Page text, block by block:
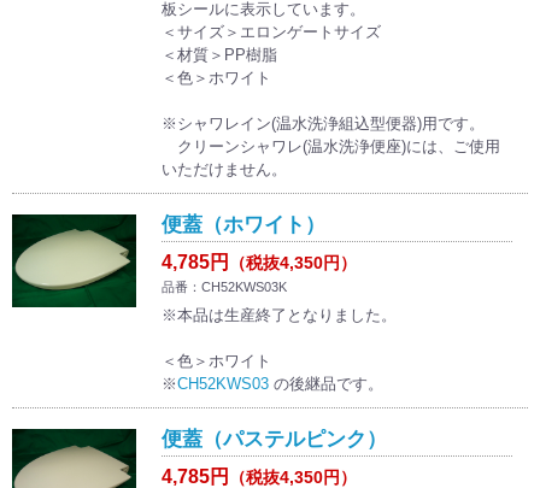
板シールに表示しています。
＜サイズ＞エロンゲートサイズ
＜材質＞PP樹脂
＜色＞ホワイト
※シャワレイン(温水洗浄組込型便器)用です。
クリーンシャワレ(温水洗浄便座)には、ご使用
いただけません。
便蓋（ホワイト）
4,785円 （税抜4,350円）
品番：CH52KWS03K
※本品は生産終了となりました。
＜色＞ホワイト
※CH52KWS03の後継品です。
便蓋（パステルピンク）
4,785円 （税抜4,350円）